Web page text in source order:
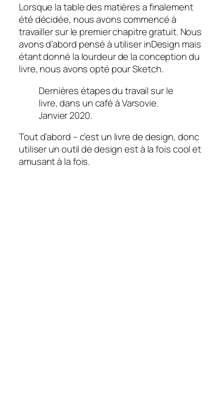
Lorsque la table des matières a finalement
été décidée, nous avons commencé à
travailler sur le premier chapitre gratuit. Nous
avons d’abord pensé à utiliser inDesign mais
étant donné la lourdeur de la conception du
livre, nous avons opté pour Sketch.
Dernières étapes du travail sur le
livre, dans un café à Varsovie.
Janvier 2020.
Tout d’abord – c’est un livre de design, donc
utiliser un outil de design est à la fois cool et
amusant à la fois.